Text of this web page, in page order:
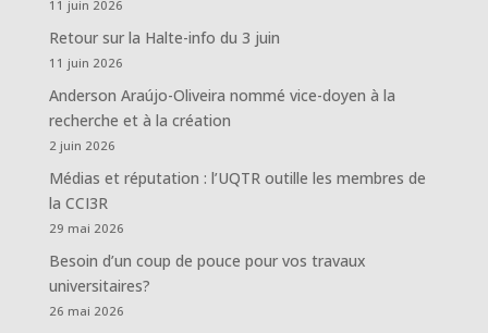
11 juin 2026
Retour sur la Halte-info du 3 juin
11 juin 2026
Anderson Araújo-Oliveira nommé vice-doyen à la
recherche et à la création
2 juin 2026
Médias et réputation : l’UQTR outille les membres de
la CCI3R
29 mai 2026
Besoin d’un coup de pouce pour vos travaux
universitaires?
26 mai 2026